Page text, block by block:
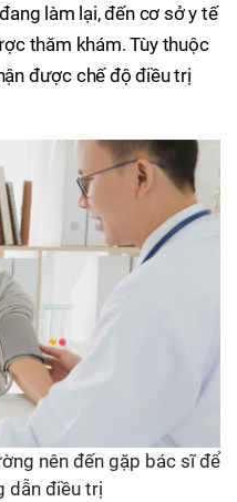
làm lại, đến cơ sở y tế
thăm khám. Tùy thuộc
được chế độ điều trị
nên đến gặp bác sĩ để
dẫn điều trị